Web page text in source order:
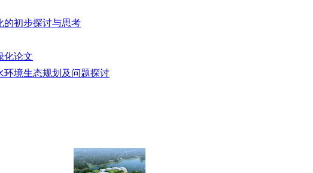
的初步探讨与思考
化论文
环境生态规划及问题探讨